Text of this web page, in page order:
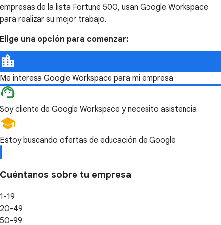
empresas de la lista Fortune 500, usan Google Workspace
para realizar su mejor trabajo.
Elige una opción para comenzar:
Me interesa Google Workspace para mi empresa
Soy cliente de Google Workspace y necesito asistencia
Estoy buscando ofertas de educación de Google
Cuéntanos sobre tu empresa
1-19
20-49
50-99